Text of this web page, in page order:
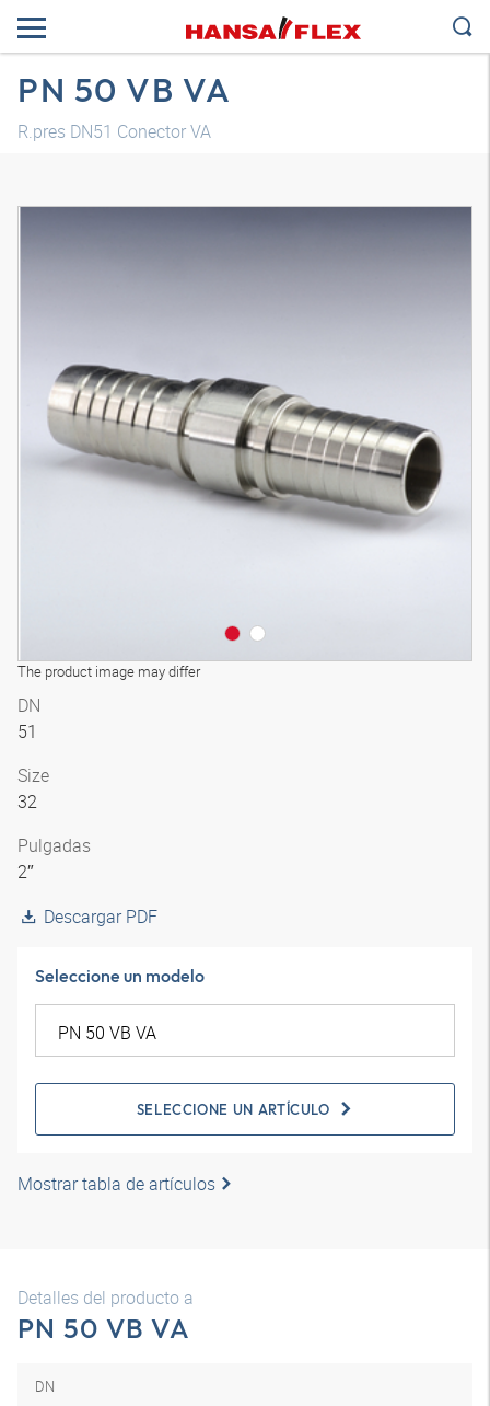
PN 50 VB VA
R.pres DN51 Conector VA
The product image may differ
DN
51
Size
32
Pulgadas
2″
Descargar PDF
Seleccione un modelo
SELECCIONE UN ARTÍCULO
Mostrar tabla de artículos
Detalles del producto a
PN 50 VB VA
DN